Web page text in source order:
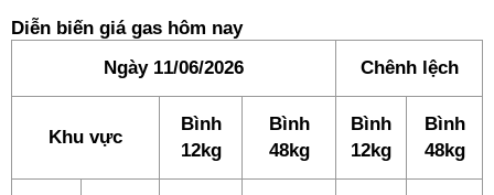
Diễn biến giá gas hôm nay
Ngày 11/06/2026
Chênh lệch
Khu vực
Bình
12kg
Bình
48kg
Bình
12kg
Bình
48kg